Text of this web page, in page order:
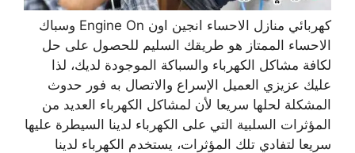
كهربائي منازل الاحساء انجين اون Engine On وسباك
الاحساء الممتاز هو طريقك السليم للحصول على حل
لكافة مشاكل الكهرباء والسباكة الموجودة لديك، لذا
عليك عزيزي العميل الإسراع والاتصال به فور حدوث
المشكلة لحلها سريعا لأن لمشاكل الكهرباء العديد من
المؤثرات السلبية التي على الكهرباء لدينا السيطرة عليها
سريعا لتفادي تلك المؤثرات، يستخدم الكهرباء لدينا